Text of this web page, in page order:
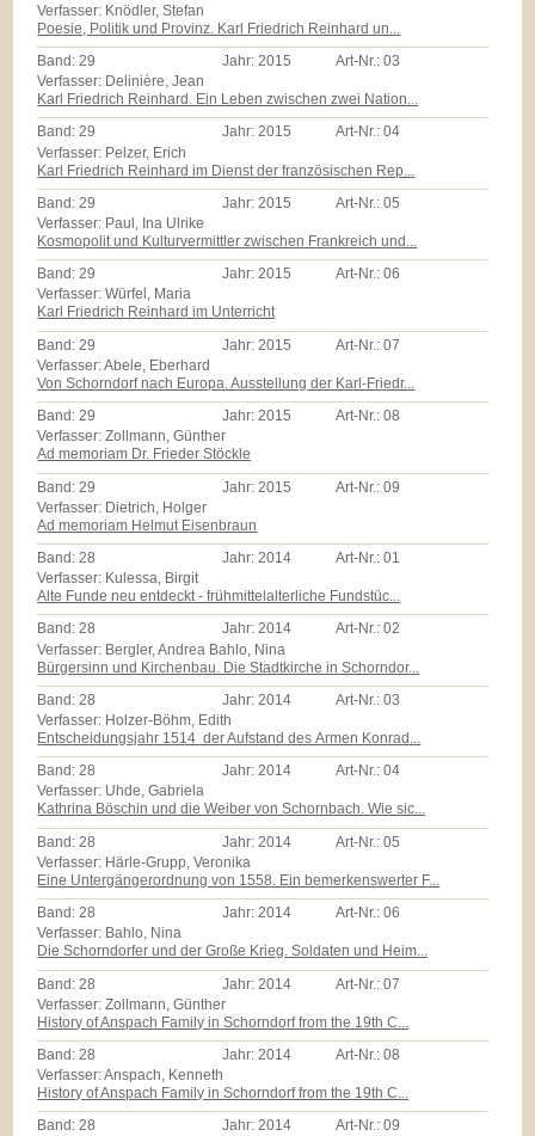
Verfasser: Knödler, Stefan
Poesie, Politik und Provinz. Karl Friedrich Reinhard un...
Band:29 Jahr:2015 Art-Nr.:03
Verfasser: Delinière, Jean
Karl Friedrich Reinhard. Ein Leben zwischen zwei Nation...
Band:29 Jahr:2015 Art-Nr.:04
Verfasser: Pelzer, Erich
Karl Friedrich Reinhard im Dienst der französischen Rep...
Band: 29 Jahr: 2015 Art-Nr.:05
Verfasser: Paul, Ina Ulrike
Kosmopolit und Kulturvermittler zwischen Frankreich und...
Band:29 Jahr:2015 Art-Nr.:06
Verfasser: Würfel, Maria
Karl Friedrich Reinhard im Unterricht
Band: 29 Jahr: 2015 Art-Nr.:07
Verfasser: Abele, Eberhard
Von Schorndorf nach Europa. Ausstellung der Karl-Friedr...
Band:29 Jahr:2015 Art-Nr.:08
Verfasser: Zollmann, Günther
Ad memoriam Dr. Frieder Stöckle
Band: 29 Jahr: 2015 Art-Nr.:09
Verfasser: Dietrich, Holger
Ad memoriam Helmut Eisenbraun
Band:28 Jahr:2014 Art-Nr.:01
Verfasser: Kulessa, Birgit
Alte Funde neu entdeckt - frühmittelalterliche Fundstüc...
Band:28 Jahr:2014 Art-Nr.:02
Verfasser: Bergler, Andrea Bahlo, Nina
Bürgersinn und Kirchenbau. Die Stadtkirche in Schorndor...
Band:28 Jahr:2014 Art-Nr.:03
Verfasser: Holzer-Böhm, Edith
Entscheidungsjahr 1514  der Aufstand des Armen Konrad...
Band:28 Jahr:2014 Art-Nr.:04
Verfasser: Uhde, Gabriela
Kathrina Böschin und die Weiber von Schornbach. Wie sic...
Band: 28 Jahr: 2014 Art-Nr.:05
Verfasser: Härle-Grupp, Veronika
Eine Untergängerordnung von 1558. Ein bemerkenswerter F...
Band:28 Jahr:2014 Art-Nr.:06
Verfasser: Bahlo, Nina
Die Schorndorfer und der Große Krieg. Soldaten und Heim...
Band: 28 Jahr: 2014 Art-Nr.:07
Verfasser: Zollmann, Günther
History of Anspach Family in Schorndorf from the 19th C...
Band:28 Jahr:2014 Art-Nr.:08
Verfasser: Anspach, Kenneth
History of Anspach Family in Schorndorf from the 19th C...
Band:28 Jahr:2014 Art-Nr.:09